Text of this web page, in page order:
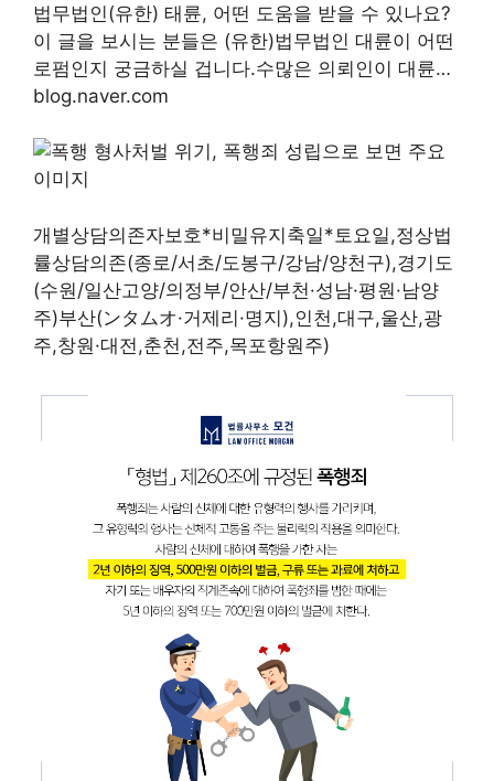
법무법인(유한) 태륜, 어떤 도움을 받을 수 있나요?
이 글을 보시는 분들은 (유한)법무법인 대륜이 어떤
로펌인지 궁금하실 겁니다.수많은 의뢰인이 대륜…
blog.naver.com
개별상담의존자보호*비밀유지축일*토요일,정상법
률상담의존(종로/서초/도봉구/강남/양천구),경기도
(수원/일산고양/의정부/안산/부천·성남·평원·남양
주)부산(ンタムオ·거제리·명지),인천,대구,울산,광
주,창원·대전,춘천,전주,목포항원주)